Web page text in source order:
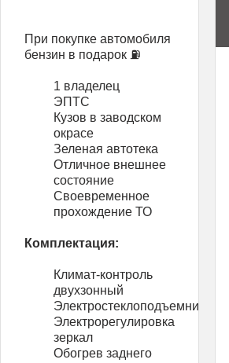
При покупке автомобиля
бензин в подарок ⛽️
1 владелец
ЭПТС
Кузов в заводском
окрасе
Зеленая автотека
Отличное внешнее
состояние
Своевременное
прохождение ТО
Комплектация:
Климат-контроль
двухзонный
Электростеклоподъемники
Электрорегулировка
зеркал
Обогрев заднего